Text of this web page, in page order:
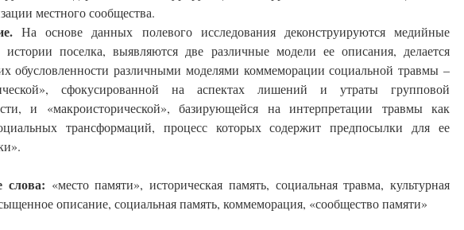
местного сообщества.
На основе данных полевого исследования деконструируются медийные
истории поселка, выявляются две различные модели ее описания, делается
обусловленности различными моделями коммеморации социальной травмы –
сфокусированной на аспектах лишений и утраты групповой
и «макроисторической», базирующейся на интерпретации травмы как
трансформаций, процесс которых содержит предпосылки для ее
слова: «место памяти», историческая память, социальная травма, культурная
описание, социальная память, коммеморация, «сообщество памяти»